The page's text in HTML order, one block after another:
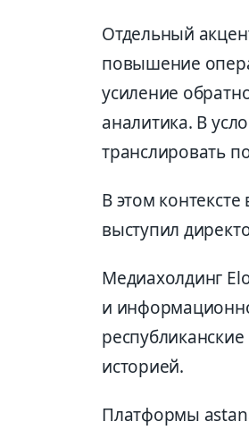
Отдельный
повышение
усиление
аналитика. В
транслировать
В этом
выступил
Медиахолдинг
и
историей.
Платформы